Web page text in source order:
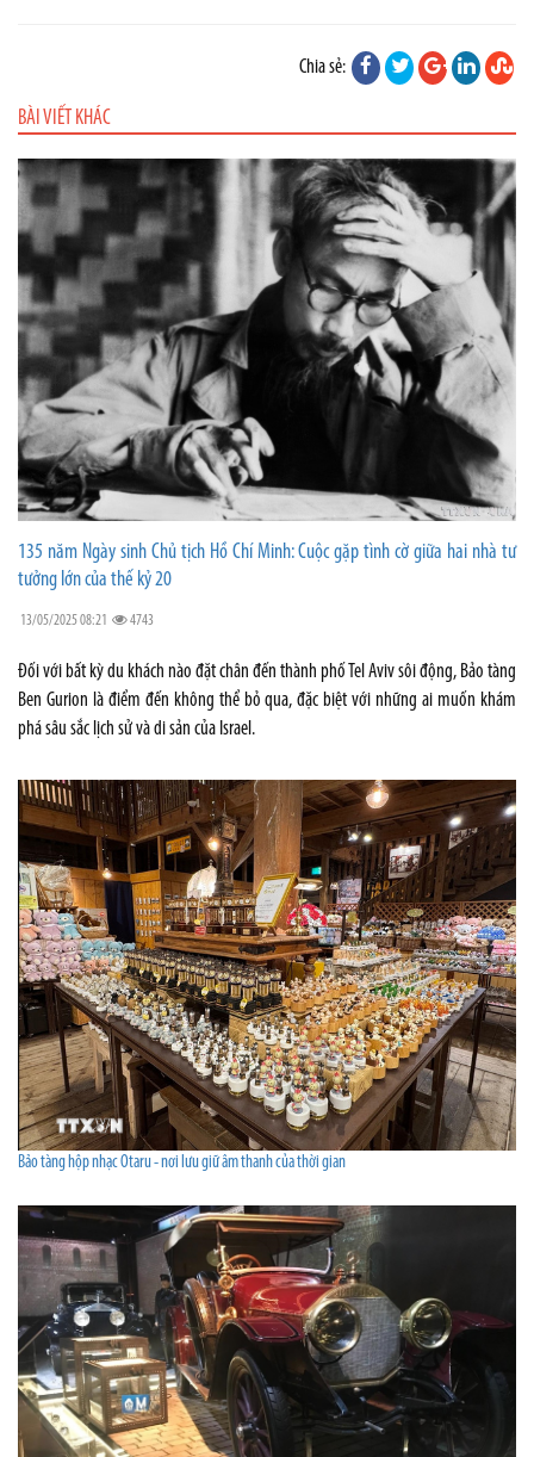
Chia sẻ:
BÀI VIẾT KHÁC
135 năm Ngày sinh Chủ tịch Hồ Chí Minh: Cuộc gặp tình cờ giữa hai nhà tư
tưởng lớn của thế kỷ 20
13/05/2025 08:21 4743
Đối với bất kỳ du khách nào đặt chân đến thành phố Tel Aviv sôi động, Bảo tàng
Ben Gurion là điểm đến không thể bỏ qua, đặc biệt với những ai muốn khám
phá sâu sắc lịch sử và di sản của Israel.
Bảo tàng hộp nhạc Otaru - nơi lưu giữ âm thanh của thời gian